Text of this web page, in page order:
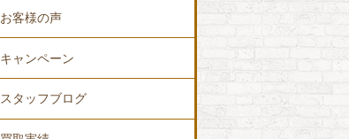
お客様の声
キャンペーン
スタッフブログ